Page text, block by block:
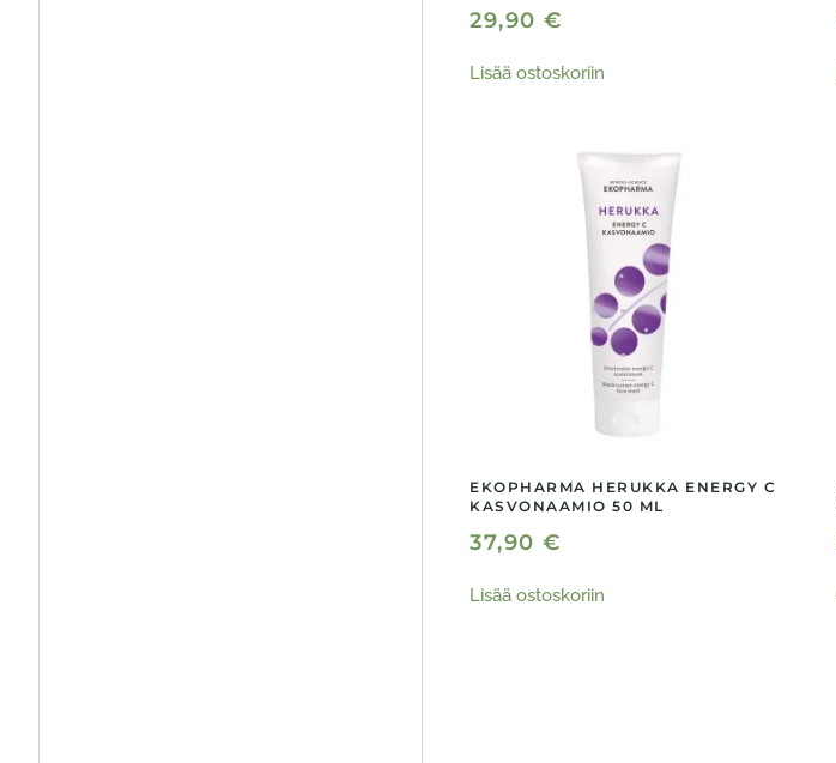
29,90 €
Lisää ostoskoriin
EKOPHARMA HERUKKA ENERGY C
KASVONAAMIO 50 ML
37,90 €
Lisää ostoskoriin